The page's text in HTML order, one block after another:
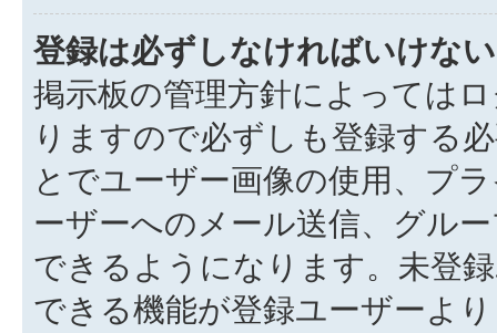
登録は必ずしなければいけな
掲示板の管理方針によっては
りますので必ずしも登録する
とでユーザー画像の使用、プ
ーザーへのメール送信、グル
できるようになります。未登
できる機能が登録ユーザーよ